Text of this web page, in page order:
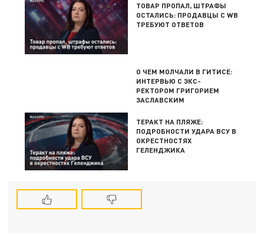
ТОВАР ПРОПАЛ, ШТРАФЫ
ОСТАЛИСЬ: ПРОДАВЦЫ С WB
ТРЕБУЮТ ОТВЕТОВ
О ЧЕМ МОЛЧАЛИ В ГИТИСЕ:
ИНТЕРВЬЮ С ЭКС-
РЕКТОРОМ ГРИГОРИЕМ
ЗАСЛАВСКИМ
ТЕРАКТ НА ПЛЯЖЕ:
ПОДРОБНОСТИ УДАРА ВСУ В
ОКРЕСТНОСТЯХ
ГЕЛЕНДЖИКА